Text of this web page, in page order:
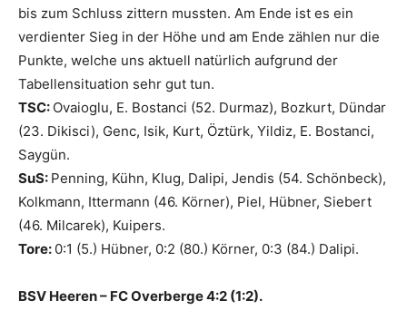
bis zum Schluss zittern mussten. Am Ende ist es ein
verdienter Sieg in der Höhe und am Ende zählen nur die
Punkte, welche uns aktuell natürlich aufgrund der
Tabellensituation sehr gut tun.
TSC: Ovaioglu, E. Bostanci (52. Durmaz), Bozkurt, Dündar
(23. Dikisci), Genc, Isik, Kurt, Öztürk, Yildiz, E. Bostanci,
Saygün.
SuS: Penning, Kühn, Klug, Dalipi, Jendis (54. Schönbeck),
Kolkmann, Ittermann (46. Körner), Piel, Hübner, Siebert
(46. Milcarek), Kuipers.
Tore: 0:1 (5.) Hübner, 0:2 (80.) Körner, 0:3 (84.) Dalipi.
BSV Heeren – FC Overberge 4:2 (1:2).